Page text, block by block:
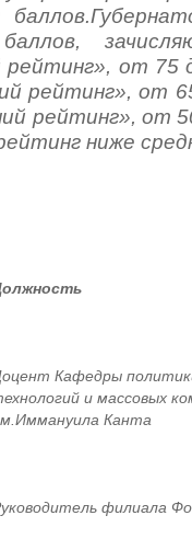
рейтинг», от 75
рейтинг», от
рейтинг», от
ниже
Кафедры
и массовых
Канта
филиала